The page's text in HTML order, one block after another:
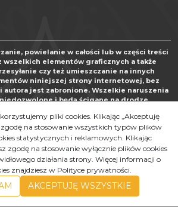
powielanie w całości lub w części treści
wszelkich elementów graficznych a także
czy też umieszczanie na innych
niniejszej strony internetowej, bez
autora jest zabronione. Wszelkie naruszenia
i będą ścigane na drodze
o zwalczaniu nieuczciwej konkurencji
o prawie autorskim i prawach pokrewnych
2010 - 2021. Al rights reserved.
-SklepyBestSeller.pl
pliki cookies. Klikając „Akceptuję
na stosowanie wszystkich typów plików
statystycznych i reklamowych. Klikając
zgodę na stosowanie wyłącznie plików cookies
działania strony. Więcej informacji o
znajdziesz w Polityce prywatności.
AKCEPTUJĘ WSZYSTKIE